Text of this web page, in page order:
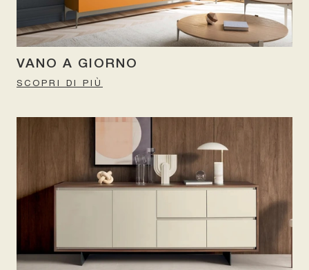
VANO A GIORNO
SCOPRI DI PIÙ